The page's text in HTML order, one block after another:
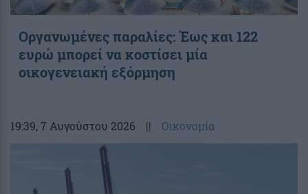
Οργανωμένες παραλίες: Έως και 122
ευρώ μπορεί να κοστίσει μία
οικογενειακή εξόρμηση
19:39, 7 Αυγούστου 2026 || Οικονομία